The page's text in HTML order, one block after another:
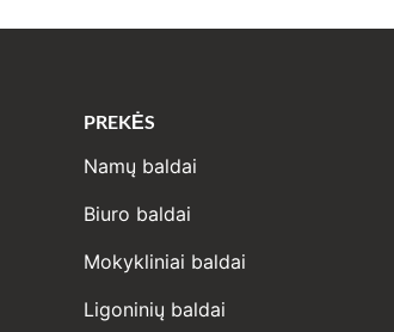
PREKĖS
Namų baldai
Biuro baldai
Mokykliniai baldai
Ligoninių baldai